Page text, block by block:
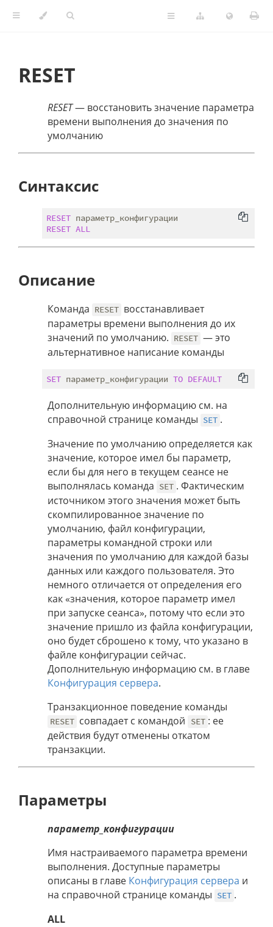
RESET
RESET— восстановить значение параметра
времени выполнения до значения по
умолчанию
Синтаксис
RESET
RESET ALL
Описание
Команда RESET восстанавливает
параметры времени выполнения до их
значений по умолчанию. RESET — это
альтернативное написание команды
SET параметр_конфигурации TO DEFAULT
Дополнительную информацию см. на
справочной странице команды SET .
Значение по умолчанию определяется как
значение, которое имел бы параметр,
если бы для него в текущем сеансе не
выполнялась команда SET . Фактическим
источником этого значения может быть
скомпилированное значение по
умолчанию, файл конфигурации,
параметры командной строки или
значения по умолчанию для каждой базы
данных или каждого пользователя. Это
немного отличается от определения его
как «значения, которое параметр имел
при запуске сеанса», потому что если это
значение пришло из файла конфигурации,
оно будет сброшено к тому, что указано в
файле конфигурации сейчас.
Дополнительную информацию см. в главе
Конфигурация сервера.
Транзакционное поведение команды
RESET совпадает с командой SET : ее
действия будут отменены откатом
транзакции.
Параметры
параметр_конфигурации
Имя настраиваемого параметра времени
выполнения. Доступные параметры
описаны в главе Конфигурация сервера и
на справочной странице команды SET .
ALL